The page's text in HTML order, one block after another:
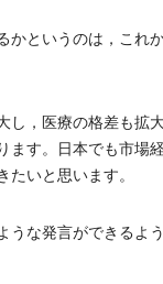
かというのは，これ
し，医療の格差も拡
ます。日本でも市場
たいと思います。
うな発言ができるよ